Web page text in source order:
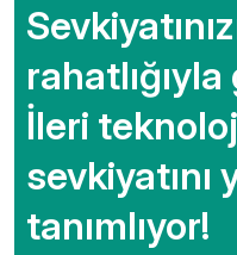
İleri
sevkiyatını
tanımlıyor!